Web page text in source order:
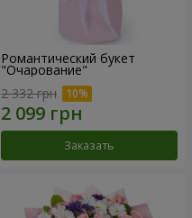
Романтический букет
"Очарование"
2 332 грн
Заказать